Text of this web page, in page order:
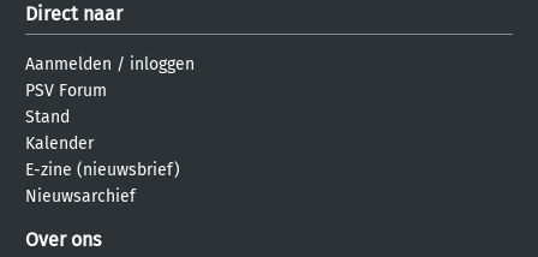
Direct naar
Aanmelden / inloggen
PSV Forum
Stand
Kalender
E-zine (nieuwsbrief)
Nieuwsarchief
Over ons